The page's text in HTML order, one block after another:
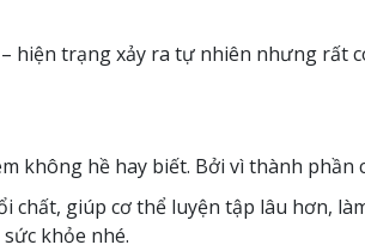
hiện trạng xảy ra tự nhiên nhưng rất
không hề hay biết. Bởi vì thành
giúp cơ thể luyện tập lâu hơn,
khỏe nhé.